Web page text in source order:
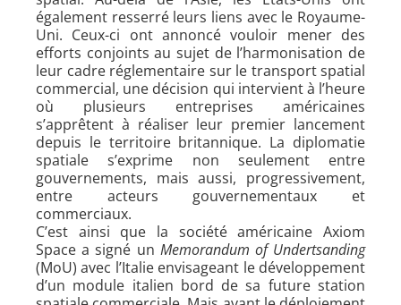
également resserré leurs liens avec le Royaume-
Uni. Ceux-ci ont annoncé vouloir mener des
efforts conjoints au sujet de l’harmonisation de
leur cadre réglementaire sur le transport spatial
commercial, une décision qui intervient à l’heure
où plusieurs entreprises américaines
s’apprêtent à réaliser leur premier lancement
depuis le territoire britannique. La diplomatie
spatiale s’exprime non seulement entre
gouvernements, mais aussi, progressivement,
entre acteurs gouvernementaux et
commerciaux.
C’est ainsi que la société américaine Axiom
Space a signé un Memorandum of Undertsanding
(MoU) avec l’Italie envisageant le développement
d’un module italien bord de sa future station